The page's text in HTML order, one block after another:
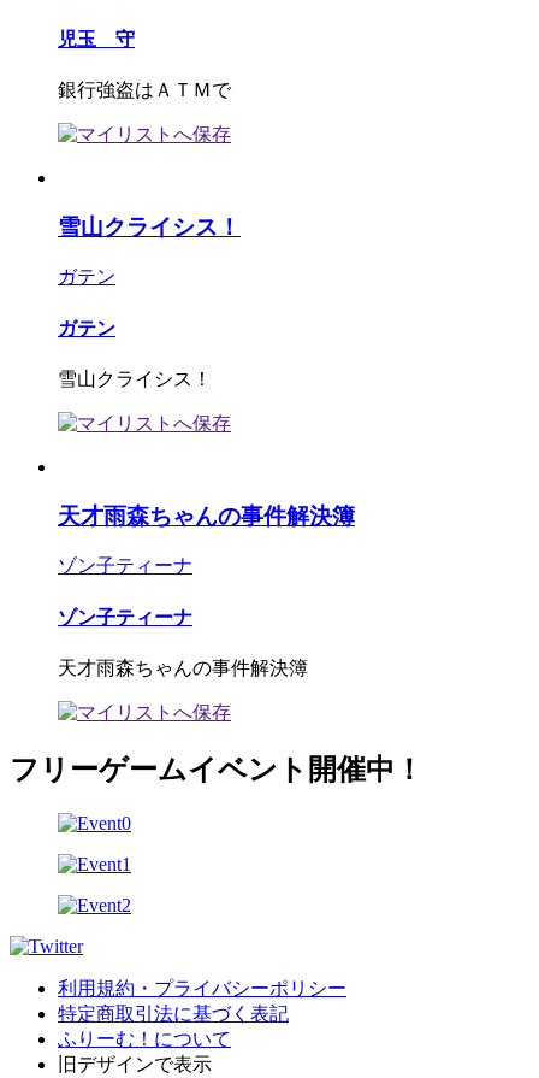
児玉 守
銀行強盗はＡＴＭで
雪山クライシス！
ガテン
ガテン
雪山クライシス！
天才雨森ちゃんの事件解決簿
ゾン子ティーナ
ゾン子ティーナ
天才雨森ちゃんの事件解決簿
フリーゲームイベント開催中！
利用規約・プライバシーポリシー
特定商取引法に基づく表記
ふりーむ！について
旧デザインで表示